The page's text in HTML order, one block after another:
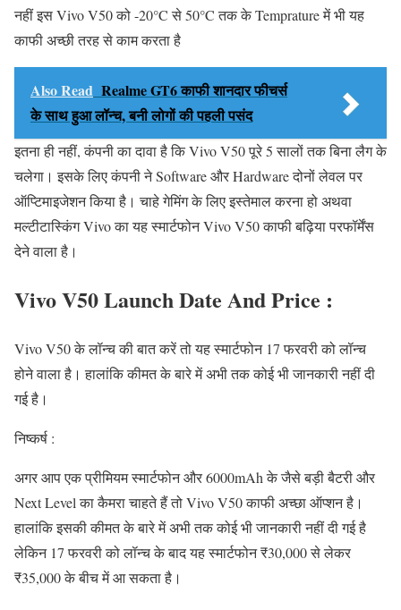
नहीं इस Vivo V50 को -20°C से 50°C तक के Temprature में भी यह
काफी अच्छी तरह से काम करता है
Also Read Realme GT6 काफी शानदार फीचर्स
के साथ हुआ लॉन्च, बनी लोगों की पहली पसंद
इतना ही नहीं, कंपनी का दावा है कि Vivo V50 पूरे 5 सालों तक बिना लैग के
चलेगा। इसके लिए कंपनी ने Software और Hardware दोनों लेवल पर
ऑप्टिमाइजेशन किया है। चाहे गेमिंग के लिए इस्तेमाल करना हो अथवा
मल्टीटास्किंग Vivo का यह स्मार्टफोन Vivo V50 काफी बढ़िया परफॉर्मेंस
देने वाला है।
Vivo V50 Launch Date And Price :
Vivo V50 के लॉन्च की बात करें तो यह स्मार्टफोन 17 फरवरी को लॉन्च
होने वाला है। हालांकि कीमत के बारे में अभी तक कोई भी जानकारी नहीं दी
गई है।
निष्कर्ष :
अगर आप एक प्रीमियम स्मार्टफोन और 6000mAh के जैसे बड़ी बैटरी और
Next Level का कैमरा चाहते हैं तो Vivo V50 काफी अच्छा ऑप्शन है।
हालांकि इसकी कीमत के बारे में अभी तक कोई भी जानकारी नहीं दी गई है
लेकिन 17 फरवरी को लॉन्च के बाद यह स्मार्टफोन ₹30,000 से लेकर
₹35,000 के बीच में आ सकता है।